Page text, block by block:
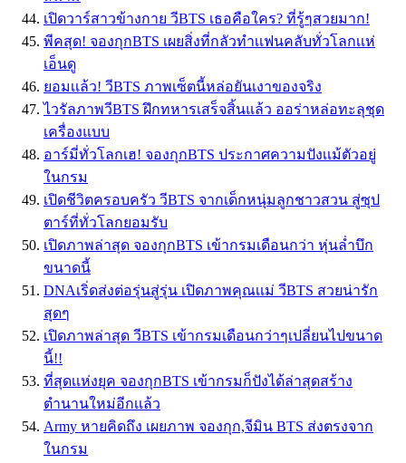
เปิดวาร์สาวข้างกาย วีBTS เธอคือใคร? ที่รู้ๆสวยมาก!
พีคสุด! จองกุกBTS เผยสิ่งที่กลัวทำเเฟนคลับทั่วโลกเเห่
เอ็นดู
ยอมเเล้ว! วีBTS ภาพเซ็ตนี้หล่อยันเงาของจริง
ไวรัลภาพวีBTS ฝึกทหารเสร็จสิ้นแล้ว ออร่าหล่อทะลุชุด
เครื่องแบบ
อาร์มี่ทั่วโลกเฮ! จองกุกBTS ประกาศความปังเเม้ตัวอยู่
ในกรม
เปิดชีวิตครอบครัว วีBTS จากเด็กหนุ่มลูกชาวสวน สู่ซุป
ตาร์ที่ทั่วโลกยอมรับ
เปิดภาพล่าสุด จองกุกBTS เข้ากรมเดือนกว่า หุ่นล่ำบึก
ขนาดนี้
DNAเริ่ดส่งต่อรุ่นสู่รุ่น เปิดภาพคุณเเม่ วีBTS สวยน่ารัก
สุดๆ
เปิดภาพล่าสุด วีBTS เข้ากรมเดือนกว่าๆเปลี่ยนไปขนาด
นี้!!
ที่สุดเเห่งยุค จองกุกBTS เข้ากรมก็ปังได้ล่าสุดสร้าง
ตำนานใหม่อีกเเล้ว
Army หายคิดถึง เผยภาพ จองกุก,จีมิน BTS ส่งตรงจาก
ในกรม